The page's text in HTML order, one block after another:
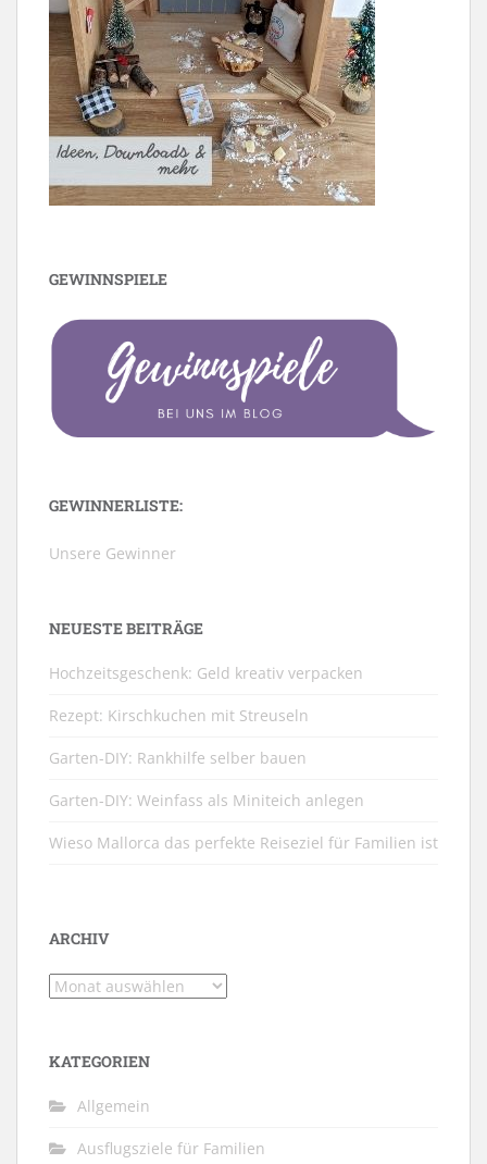
GEWINNSPIELE
GEWINNERLISTE:
Unsere Gewinner
NEUESTE BEITRÄGE
Hochzeitsgeschenk: Geld kreativ verpacken
Rezept: Kirschkuchen mit Streuseln
Garten-DIY: Rankhilfe selber bauen
Garten-DIY: Weinfass als Miniteich anlegen
Wieso Mallorca das perfekte Reiseziel für Familien ist
ARCHIV
Archiv
KATEGORIEN
Allgemein
Ausflugsziele für Familien